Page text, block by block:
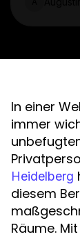
In einer
immer
Heidelberg
diesem
Räume.